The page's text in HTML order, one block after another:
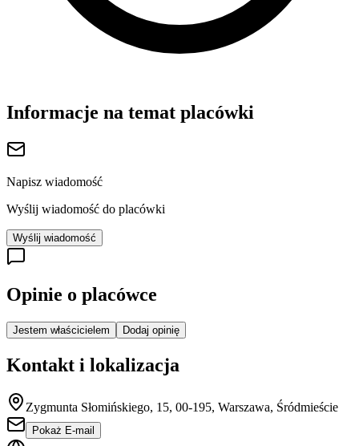
Informacje na temat placówki
Napisz wiadomość
Wyślij wiadomość do placówki
Wyślij wiadomość
Opinie o placówce
Jestem właścicielem Dodaj opinię
Kontakt i lokalizacja
Zygmunta Słomińskiego, 15, 00-195, Warszawa, Śródmieście
Pokaż E-mail